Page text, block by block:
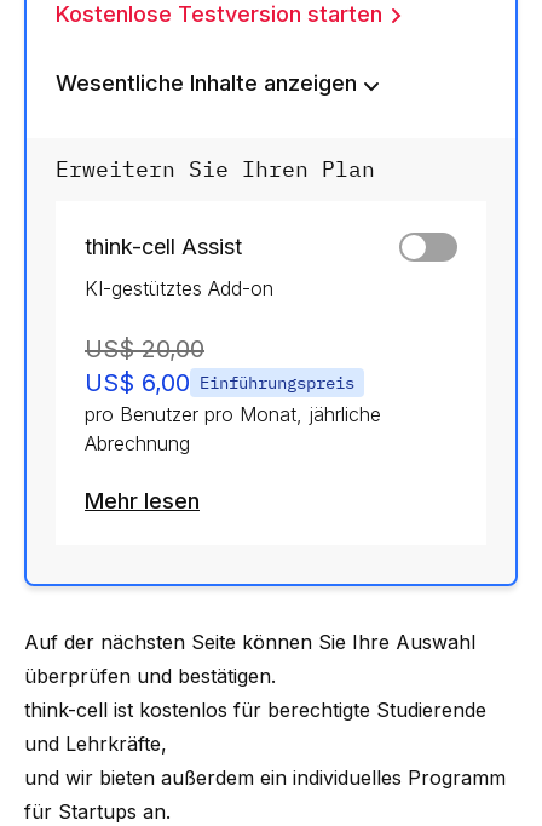
Kostenlose Testversion starten
Wesentliche Inhalte anzeigen
Erweitern Sie Ihren Plan
think-cell Assist
KI-gestütztes Add-on
US$ 20,00
US$ 6,00 Einführungspreis
pro Benutzer pro Monat, jährliche
Abrechnung
Mehr lesen
Auf der nächsten Seite können Sie Ihre Auswahl
überprüfen und bestätigen.
think-cell ist kostenlos für berechtigte Studierende
und Lehrkräfte,
und wir bieten außerdem ein individuelles Programm
für Startups an.